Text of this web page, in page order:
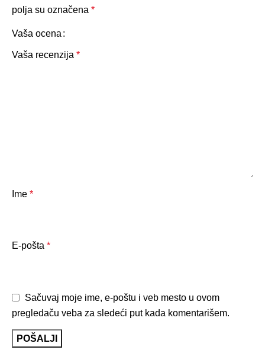
polja su označena *
Vaša ocena
Vaša recenzija *
Ime *
E-pošta *
Sačuvaj moje ime, e-poštu i veb mesto u ovom
pregledaču veba za sledeći put kada komentarišem.